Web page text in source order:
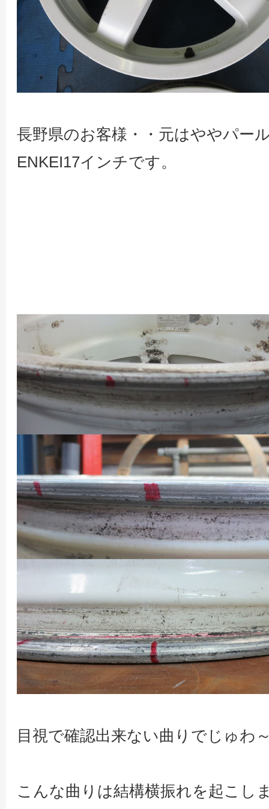
長野県のお客様・・元はややパー
ENKEI17インチです。
目視で確認出来ない曲りでじゅわ
こんな曲りは結構横振れを起こし